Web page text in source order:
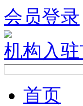
会员登录
机构入驻
首页